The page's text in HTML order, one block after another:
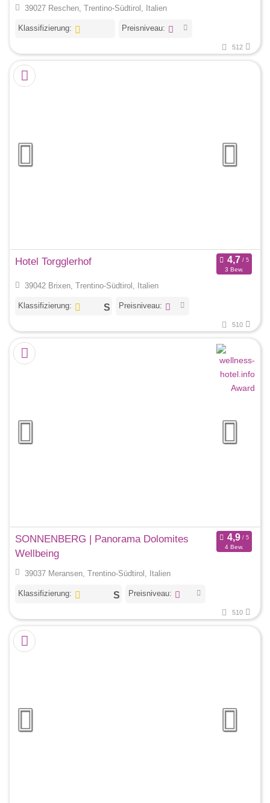
39027 Reschen, Trentino-Südtirol, Italien
Klassifizierung: Preisniveau:
512
Hotel Torgglerhof
3 Bew.
39042 Brixen, Trentino-Südtirol, Italien
Klassifizierung: Preisniveau:
510
SONNENBERG | Panorama Dolomites
Wellbeing
4 Bew.
39037 Meransen, Trentino-Südtirol, Italien
Klassifizierung: Preisniveau:
510